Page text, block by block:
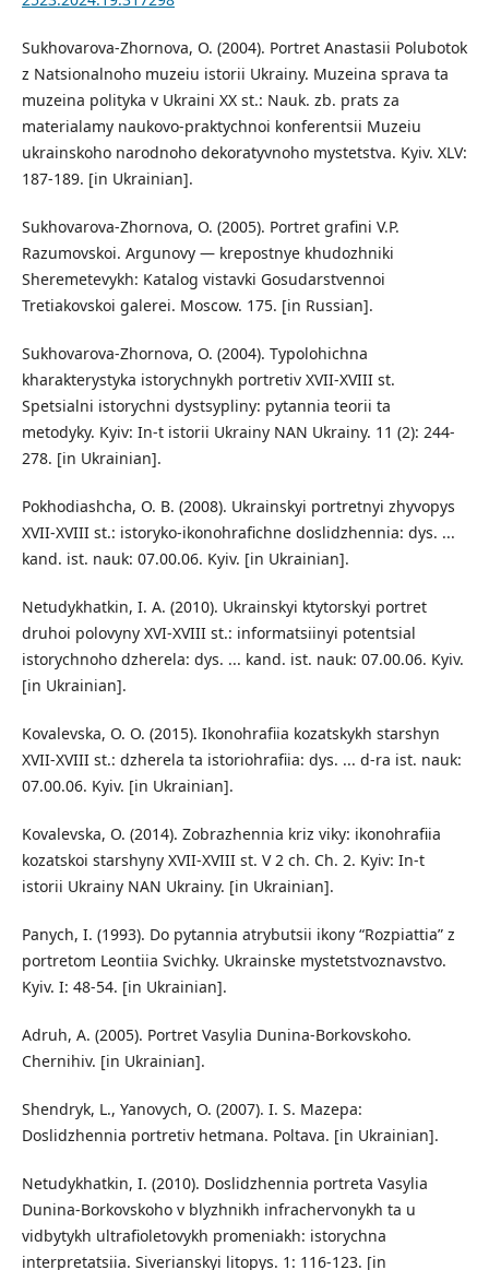
Sukhovarova-Zhornova, O. (2004). Portret Anastasii Polubotok
z Natsionalnoho muzeiu istorii Ukrainy. Muzeina sprava ta
muzeina polityka v Ukraini XX st.: Nauk. zb. prats za
materialamy naukovo-praktychnoi konferentsii Muzeiu
ukrainskoho narodnoho dekoratyvnoho mystetstva. Kyiv. XLV:
187-189. [in Ukrainian].
Sukhovarova-Zhornova, O. (2005). Portret grafini V.P.
Razumovskoi. Argunovy — krepostnye khudozhniki
Sheremetevykh: Katalog vistavki Gosudarstvennoi
Tretiakovskoi galerei. Moscow. 175. [in Russian].
Sukhovarova-Zhornova, O. (2004). Typolohichna
kharakterystyka istorychnykh portretiv XVII-XVIII st.
Spetsialni istorychni dystsypliny: pytannia teorii ta
metodyky. Kyiv: In-t istorii Ukrainy NAN Ukrainy. 11 (2): 244-
278. [in Ukrainian].
Pokhodiashcha, O. B. (2008). Ukrainskyi portretnyi zhyvopys
XVII-XVIII st.: istoryko-ikonohrafichne doslidzhennia: dys. ...
kand. ist. nauk: 07.00.06. Kyiv. [in Ukrainian].
Netudykhatkin, I. A. (2010). Ukrainskyi ktytorskyi portret
druhoi polovyny XVI-XVIII st.: informatsiinyi potentsial
istorychnoho dzherela: dys. ... kand. ist. nauk: 07.00.06. Kyiv.
[in Ukrainian].
Kovalevska, O. O. (2015). Ikonohrafiia kozatskykh starshyn
XVII-XVIII st.: dzherela ta istoriohrafiia: dys. ... d-ra ist. nauk:
07.00.06. Kyiv. [in Ukrainian].
Kovalevska, O. (2014). Zobrazhennia kriz viky: ikonohrafiia
kozatskoi starshyny XVII-XVIII st. V 2 ch. Ch. 2. Kyiv: In-t
istorii Ukrainy NAN Ukrainy. [in Ukrainian].
Panych, I. (1993). Do pytannia atrybutsii ikony “Rozpiattia” z
portretom Leontiia Svichky. Ukrainske mystetstvoznavstvo.
Kyiv. I: 48-54. [in Ukrainian].
Adruh, A. (2005). Portret Vasylia Dunina-Borkovskoho.
Chernihiv. [in Ukrainian].
Shendryk, L., Yanovych, O. (2007). I. S. Mazepa:
Doslidzhennia portretiv hetmana. Poltava. [in Ukrainian].
Netudykhatkin, I. (2010). Doslidzhennia portreta Vasylia
Dunina-Borkovskoho v blyzhnikh infrachervonykh ta u
vidbytykh ultrafioletovykh promeniakh: istorychna
interpretatsiia. Siverianskyi litopys. 1: 116-123. [in